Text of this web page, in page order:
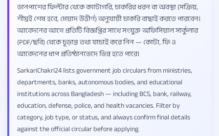
ডানপাশের ফিল্টার থেকে ক্যাটাগরি, চাকরির ধরন বা অবস্থা (সক্রিয়,
শীঘ্রই শেষ হবে, মেয়াদ উত্তীর্ণ) অনুযায়ী চাকরি বাছাই করতে পারবেন।
আবেদনের আগে প্রতিটি বিজ্ঞপ্তির সাথে সংযুক্ত অফিসিয়াল সার্কুলার
(PDF/ছবি) থেকে চূড়ান্ত তথ্য যাচাই করে নিন — কোটা, ফি ও
আবেদনের ধাপ প্রতিষ্ঠানভেদে ভিন্ন হতে পারে।
SarkariChakri24 lists government job circulars from ministries,
departments, banks, autonomous bodies, and educational
institutions across Bangladesh — including BCS, bank, railway,
education, defense, police, and health vacancies. Filter by
category, job type, or status, and always confirm final details
against the official circular before applying.